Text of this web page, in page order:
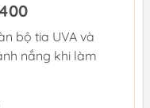
bộ tia UVA và
nắng khi làm